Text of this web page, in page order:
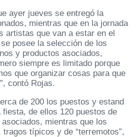
ayer jueves se entregó la
mientras que en la jornada
artistas que van a estar en el
posee la selección de los
y productos asociados,
siempre es limitado porque
que organizar cosas para que
contó Rojas.
de 200 los puestos y estand
fiesta, de ellos 120 puestos de
mientras que los
típicos y de “terremotos”,